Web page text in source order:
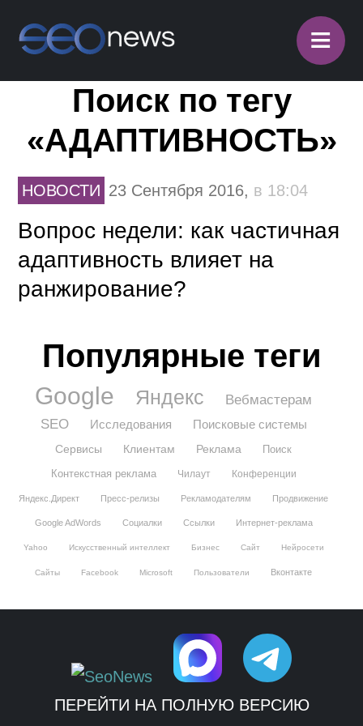
≡
Поиск по тегу
«АДАПТИВНОСТЬ»
НОВОСТИ 23 Сентября 2016, в 18:04
Вопрос недели: как частичная
адаптивность влияет на
ранжирование?
Популярные теги
Google Яндекс
Вебмастерам
SEO
Исследования Поисковые системы
Сервисы Клиентам Реклама
Поиск
Контекстная реклама
Чилаут Конференции
Яндекс.Директ Пресс-релизы Рекламодателям Продвижение
Google AdWords Социалки Ссылки Интернет-реклама
Yahoo Искусственный интеллект Бизнес Сайт Нейросети
Сайты Facebook Microsoft Пользователи Вконтакте
ПЕРЕЙТИ НА ПОЛНУЮ ВЕРСИЮ